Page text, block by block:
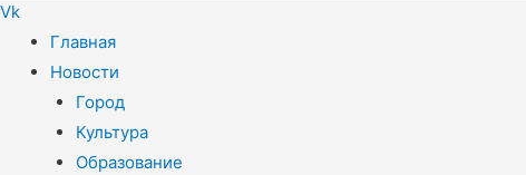
Vk
Меню
Главная
Новости
Город
Культура
Образование